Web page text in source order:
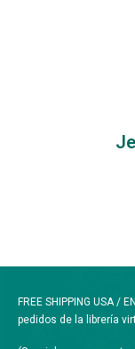
FREE SHIPPING USA /
pedidos de la librería